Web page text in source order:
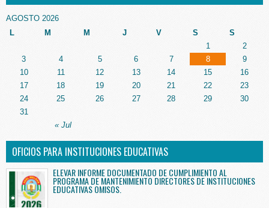
AGOSTO 2026
L
M M J V S S
« Jul
1
2
3
4 5 6 7 8
9
10
11 12 13 14 15
16
17
18 19 20 21 22
23
24
25 26 27 28 29
30
31
OFICIOS PARA INSTITUCIONES EDUCATIVAS
ELEVAR INFORME DOCUMENTADO DE CUMPLIMIENTO AL
PROGRAMA DE MANTENIMIENTO DIRECTORES DE INSTITUCIONES
EDUCATIVAS OMISOS.